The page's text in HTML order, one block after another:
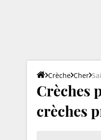
Crèche Cher
Crèches
crèches